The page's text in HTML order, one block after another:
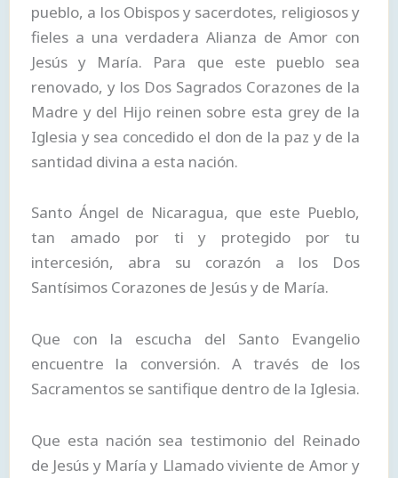
pueblo, a los Obispos y sacerdotes, religiosos y
fieles a una verdadera Alianza de Amor con
Jesús y María. Para que este pueblo sea
renovado, y los Dos Sagrados Corazones de la
Madre y del Hijo reinen sobre esta grey de la
Iglesia y sea concedido el don de la paz y de la
santidad divina a esta nación.
Santo Ángel de Nicaragua, que este Pueblo,
tan amado por ti y protegido por tu
intercesión, abra su corazón a los Dos
Santísimos Corazones de Jesús y de María.
Que con la escucha del Santo Evangelio
encuentre la conversión. A través de los
Sacramentos se santifique dentro de la Iglesia.
Que esta nación sea testimonio del Reinado
de Jesús y María y Llamado viviente de Amor y